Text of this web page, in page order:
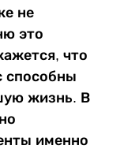
не
это
что
способны
жизнь. В
именно